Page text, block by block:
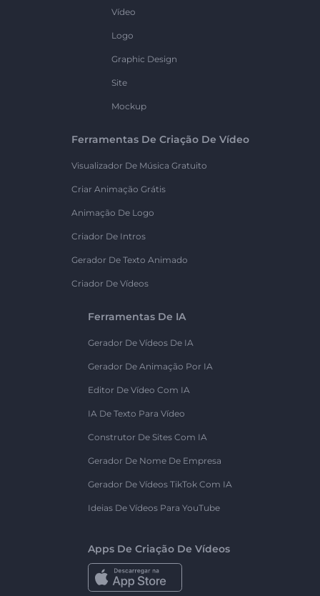
Vídeo
Logo
Graphic Design
Site
Mockup
Ferramentas De Criação De Vídeo
Visualizador De Música Gratuito
Criar Animação Grátis
Animação De Logo
Criador De Intros
Gerador De Texto Animado
Criador De Vídeos
Ferramentas De IA
Gerador De Vídeos De IA
Gerador De Animação Por IA
Editor De Vídeo Com IA
IA De Texto Para Vídeo
Construtor De Sites Com IA
Gerador De Nome De Empresa
Gerador De Vídeos TikTok Com IA
Ideias De Vídeos Para YouTube
Apps De Criação De Vídeos